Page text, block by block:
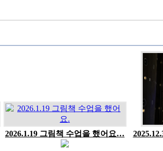
2026.1.19 그림책 수업을 했어요…